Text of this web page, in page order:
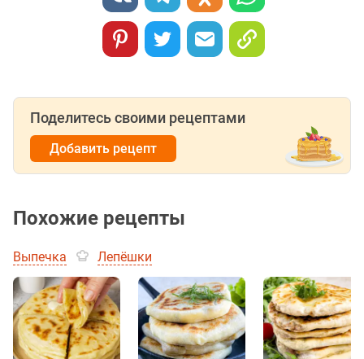
Поделитесь своими рецептами
Добавить рецепт
Похожие рецепты
Выпечка Лепёшки